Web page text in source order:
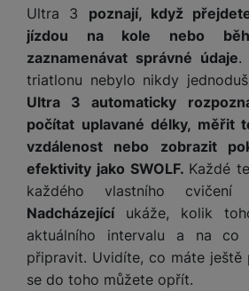
í
a
p
o
č
ít
a
v
é
ž
i
d
ž
k
y
p
r
o
t
e
e
z
e
o
é
p
o
w
e
r
b
a
n
y
P
k
a
r
t
y
M
ic
o
S
D
H
C
S
t
y
u
s
y
M
Ultra 3 poznají, když
jízdou na kole nebo
zaznamenávat správné údaje.
triatlonu nebylo nikdy
Ultra 3 automaticky
počítat uplavané délky, měřit
vzdálenost nebo zobrazit
efektivity jako SWOLF. Každé
každého vlastního
Nadcházejícíukáže, kolik
aktuálního intervalu a na co
připravit. Uvidíte, co máte ještě
se do toho můžete opřít.